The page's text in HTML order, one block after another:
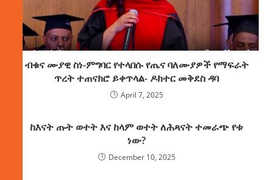
ብቁና ሙያዊ ስነ-ምግባር የተላበሱ የጤና ባለሙያዎች የማፍራት
ጥረት ተጠናክሮ ይቀጥላል- ዶክተር መቅደስ ዳባ
April 7, 2025
ከእናት ጡት ወተት እና ከላም ወተት ለሕጻናት ተመራጭ የቱ
ነው?‎‎
December 10, 2025